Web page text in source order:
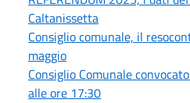
Caltanissetta
Consiglio comunale, il
maggio
Consiglio Comunale
alle ore 17:30